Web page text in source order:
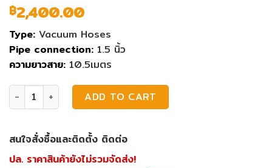
฿2,400.00
Type: Vacuum Hoses
Pipe connection: 1.5 นิ้ว
ความยาวสาย: 10.5เมตร
สายดูดทำความสะอาด 10.5m Aquant quantity
ADD TO CART
สนใจสั่งซื้อและติดตั้ง ติดต่อ
ปล. ราคาสินค้ายังไม่รวมจัดส่ง!